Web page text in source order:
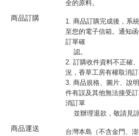
全的原料。
商品訂購
1. 商品訂購完成後，系
至您的電子信箱。通知
訂單確
認。
2. 訂購收件資料不正確
況，香草工房有權取消訂
3. 商品規格、圖片、說
件有誤及其他無法接受
消訂單
並辦理退款，敬請見諒
商品運送
台灣本島（不含金門、